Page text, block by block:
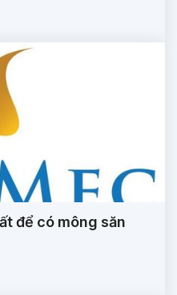
để có mông săn